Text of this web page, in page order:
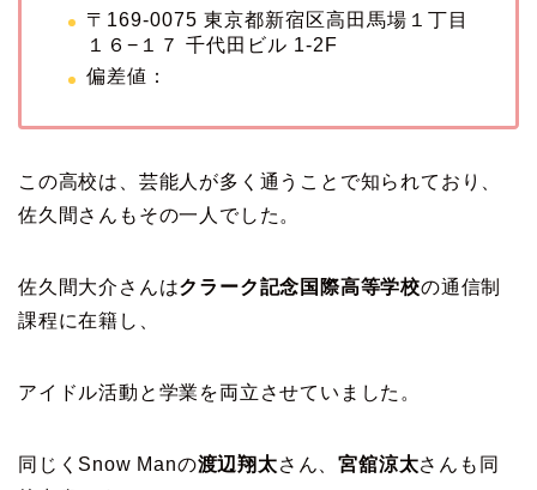
〒169-0075 東京都新宿区高田馬場１丁目
１６−１７ 千代田ビル 1-2F
偏差値：
この高校は、芸能人が多く通うことで知られており、
佐久間さんもその一人でした。
佐久間大介さんはクラーク記念国際高等学校の通信制
課程に在籍し、
アイドル活動と学業を両立させていました。
同じくSnow Manの渡辺翔太さん、宮舘涼太さんも同